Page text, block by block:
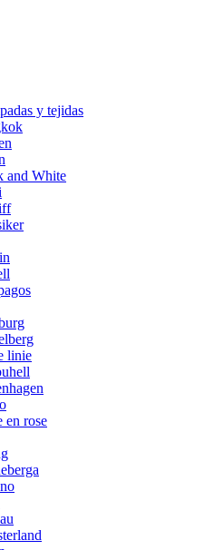
y tejidas
and White
linie
en rose